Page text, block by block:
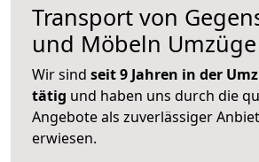
Transport von
und Möbeln
Wir sind seit 9 Jahren in der
tätig und haben uns durch die
Angebote als zuverlässiger
erwiesen.